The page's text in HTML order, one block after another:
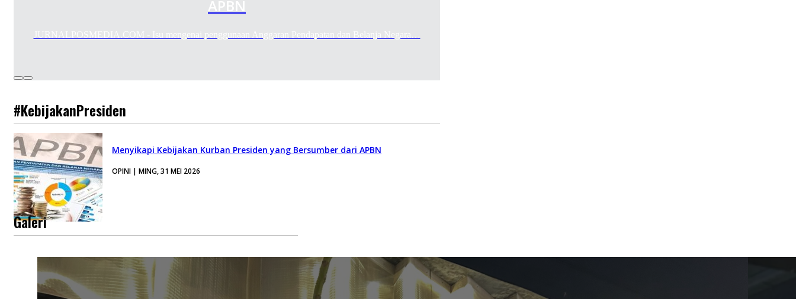
APBN
JURNALPOSMEDIA.COM - Isu mengenai penggunaan Anggaran Pendapatan dan Belanja Negara…
#KebijakanPresiden
Menyikapi Kebijakan Kurban Presiden yang Bersumber dari APBN
OPINI | MING, 31 MEI 2026
Galeri